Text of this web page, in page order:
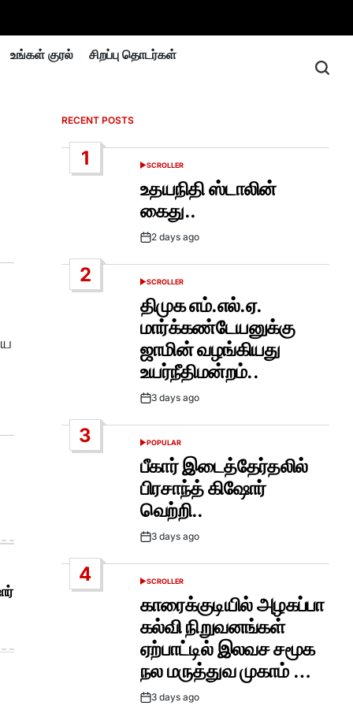
உங்கள் குரல் சிறப்பு தொடர்கள்
RECENT POSTS
1
POSTED
SCROLLER
உதயநிதி ஸ்டாலின்
கைது..
Post2 days ago
2
POSTED
SCROLLER
திமுக எம்.எல்.ஏ.
மார்க்கண்டேயனுக்கு
ஜாமின் வழங்கியது
உயர்நீதிமன்றம்..
Post3 days ago
3
POSTED
POPULAR
பீகார் இடைத்தேர்தலில்
பிரசாந்த் கிஷோர்
வெற்றி..
Post3 days ago
4
POSTED
SCROLLER
காரைக்குடியில் அழகப்பா
கல்வி நிறுவனங்கள்
ஏற்பாட்டில் இலவச சமூக
நல மருத்துவ முகாம் …
Post3 days ago